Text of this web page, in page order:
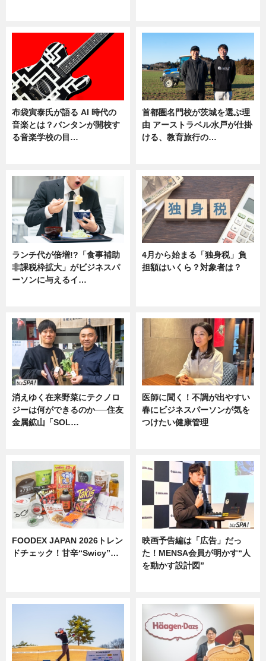
布袋寅泰氏が語る AI 時代の
音楽とは？バンタンが開校す
る音楽学校の目…
首都圏名門校が茨城を選ぶ理
由 アーストラベル水戸が仕掛
ける、教育旅行の…
ランチ代が倍増!?「食事補助
非課税枠拡大」がビジネスパ
ーソンに与えるイ…
4月から始まる「独身税」負
担額はいくら？対象者は？
消えゆく在来野菜にテクノロ
ジーは何ができるのか──住友
金属鉱山「SOL…
医師に聞く！不調が出やすい
春にビジネスパーソンが気を
つけたい健康管理
FOODEX JAPAN 2026トレン
ドチェック！甘辛“Swicy”…
映画予告編は「広告」だっ
た！MENSA会員が明かす“人
を動かす設計図”